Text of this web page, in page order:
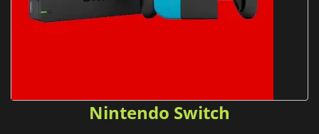
Nintendo Switch